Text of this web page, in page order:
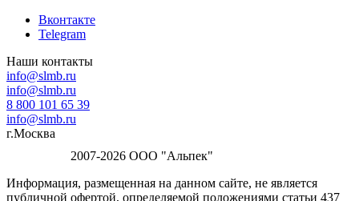
Вконтакте
Telegram
Наши контакты
info@slmb.ru
info@slmb.ru
8 800 101 65 39
info@slmb.ru
г.Москва
2007-2026 ООО "Альпек"
Информация, размещенная на данном сайте, не является
публичной офертой, определяемой положениями статьи 437